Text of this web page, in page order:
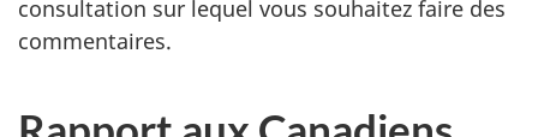
consultation sur lequel vous souhaitez faire des
commentaires.